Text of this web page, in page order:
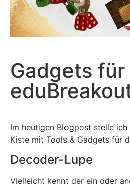
Gadgets für
Im heutigen Blogpost stelle ich
Kiste mit Tools & Gadgets für
Decoder-Lupe
Vielleicht kennt der ein oder